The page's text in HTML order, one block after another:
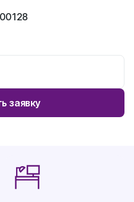
заявку